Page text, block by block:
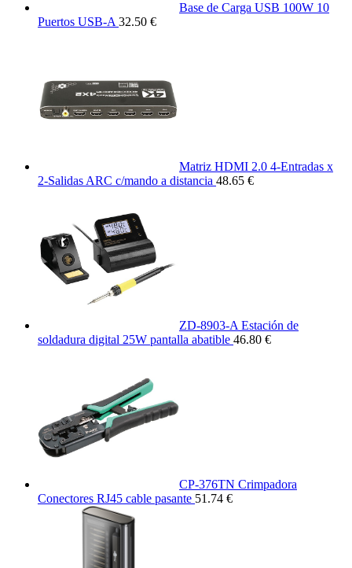
Base de Carga USB 100W 10
Puertos USB-A 32.50 €
Matriz HDMI 2.0 4-Entradas x
2-Salidas ARC c/mando a distancia 48.65 €
ZD-8903-A Estación de
soldadura digital 25W pantalla abatible 46.80 €
CP-376TN Crimpadora
Conectores RJ45 cable pasante 51.74 €